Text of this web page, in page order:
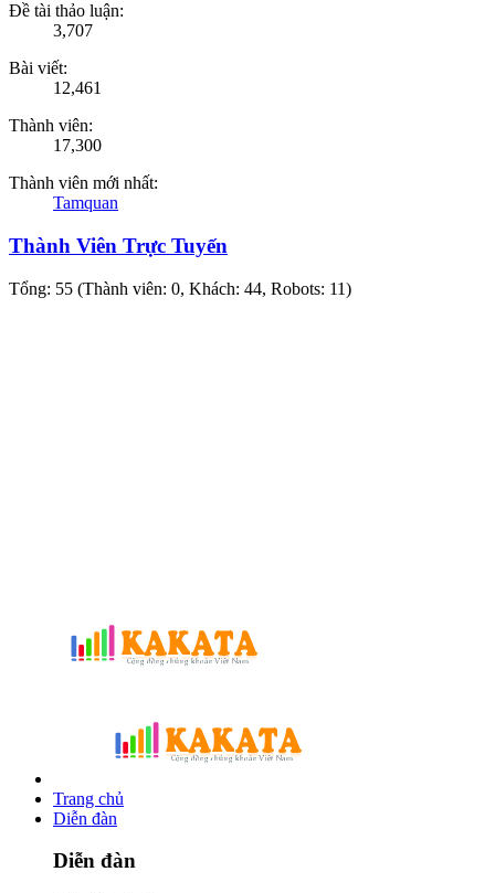
Đề tài thảo luận:
3,707
Bài viết:
12,461
Thành viên:
17,300
Thành viên mới nhất:
Tamquan
Thành Viên Trực Tuyến
Tổng: 55 (Thành viên: 0, Khách: 44, Robots: 11)
Trang chủ
Diễn đàn
Diễn đàn